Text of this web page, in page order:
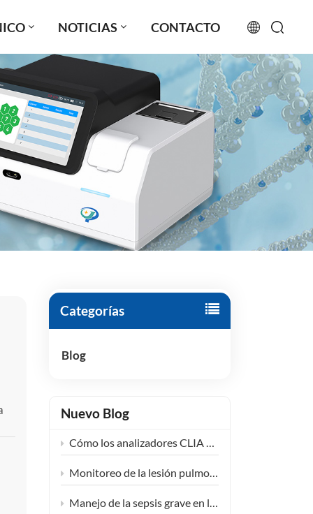
NOTICIAS CONTACTO
English
français
русский
español
português
العربية
Türkçe
Categorías
Blog
Nuevo Blog
Cómo los analizadores CLIA compactos están transformando el diagnóstico en los centros de salud comunitarios
Monitoreo de la lesión pulmonar inducida por fármacos: ampliando la aplicación clínica de KL-6
Manejo de la sepsis grave en la UCI: la sinergia clínica de las pruebas de PCT e IL-6